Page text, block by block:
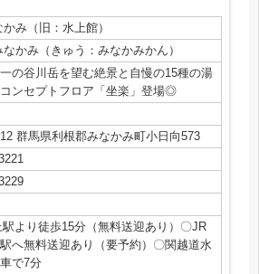
み（旧：水上館）
かみ（きゅう：みなかみかん）
一の谷川岳を望む絶景と自慢の15種の湯
ンセプトフロア「坐楽」登場◎
群馬県利根郡みなかみ町小日向573
駅より徒歩15分（無料送迎あり）〇JR
駅へ無料送迎あり（要予約）〇関越道水
で7分